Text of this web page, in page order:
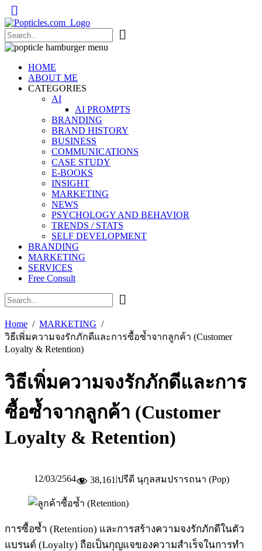
Popticles.com
HOME
ABOUT ME
CATEGORIES
AI
AI PROMPTS
BRANDING
BRAND HISTORY
BUSINESS
COMMUNICATIONS
CASE STUDY
E-BOOKS
INSIGHT
MARKETING
NEWS
PSYCHOLOGY AND BEHAVIOR
TRENDS / STATS
SELF DEVELOPMENT
BRANDING
MARKETING
SERVICES
Free Consult
Home
MARKETING
วิธีเพิ่มความจงรักภักดีและการซื้อซ้ำจากลูกค้า (Customer
Loyalty & Retention)
วิธีเพิ่มความจงรักภักดีและการ
ซื้อซ้ำจากลูกค้า (Customer
Loyalty & Retention)
12/03/2564 38,161 |ปรีดี นุกุลสมปรารถนา (Pop)
การซื้อซ้ำ (Retention) และการสร้างความจงรักภักดีในตัว
แบรนด์ (Loyalty) ถือเป็นกุญแจของความสำเร็จในการทำ